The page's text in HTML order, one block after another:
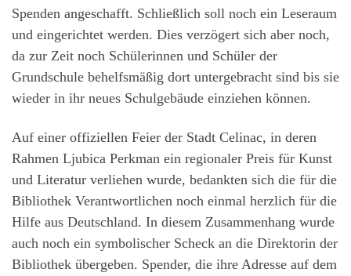
Spenden angeschafft. Schließlich soll noch ein Leseraum
und eingerichtet werden. Dies verzögert sich aber noch,
da zur Zeit noch Schülerinnen und Schüler der
Grundschule behelfsmäßig dort untergebracht sind bis sie
wieder in ihr neues Schulgebäude einziehen können.
Auf einer offiziellen Feier der Stadt Celinac, in deren
Rahmen Ljubica Perkman ein regionaler Preis für Kunst
und Literatur verliehen wurde, bedankten sich die für die
Bibliothek Verantwortlichen noch einmal herzlich für die
Hilfe aus Deutschland. In diesem Zusammenhang wurde
auch noch ein symbolischer Scheck an die Direktorin der
Bibliothek übergeben. Spender, die ihre Adresse auf dem